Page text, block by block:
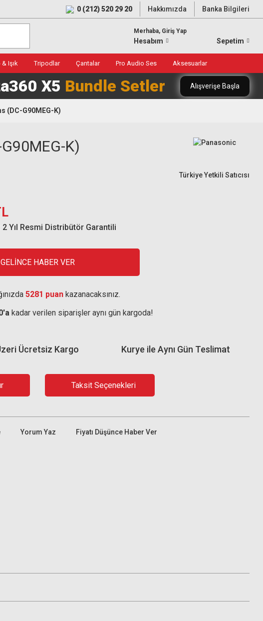
0 (212) 520 29 20 Hakkımızda Banka Bilgileri
Merhaba, Giriş Yap
Hesabım Sepetim
Işık Tripodlar Çantalar Pro Audio Ses Aksesuarlar
X5 Bundle Setler Alışverişe Başla
(DC-G90MEG-K)
K)
Türkiye Yetkili Satıcısı
2 Yıl Resmi Distribütör Garantili
GELİNCE HABER VER
5281 puan kazanacaksınız.
kadar verilen siparişler aynı gün kargoda!
Kurye ile Aynı Gün Teslimat
Ücretsiz Kargo
Taksit Seçenekleri
Yorum Yaz Fiyatı Düşünce Haber Ver